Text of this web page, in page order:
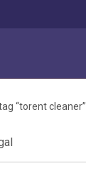
“torent cleaner”